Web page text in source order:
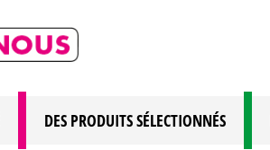
DES PRODUITS SÉLECTIONNÉS